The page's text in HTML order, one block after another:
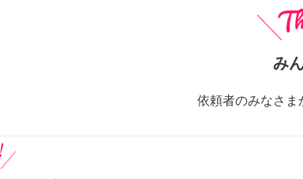
み
依頼者のみなさま